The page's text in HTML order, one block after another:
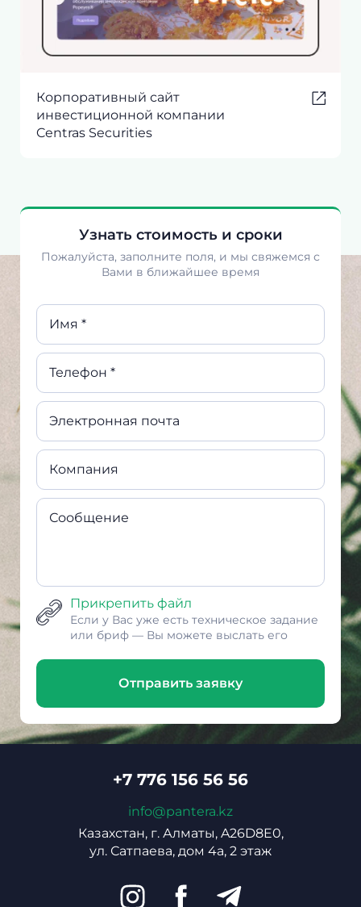
Корпоративный сайт
инвестиционной компании
Centras Securities
Узнать стоимость и сроки
Пожалуйста, заполните поля, и мы свяжемся с
Вами в ближайшее время
Имя *
Телефон *
Электронная почта
Компания
Сообщение
Прикрепить файл
Если у Вас уже есть техническое задание
или бриф — Вы можете выслать его
Отправить заявку
+7 776 156 56 56
info@pantera.kz
Казахстан, г. Алматы, A26D8E0,
ул. Сатпаева, дом 4а, 2 этаж